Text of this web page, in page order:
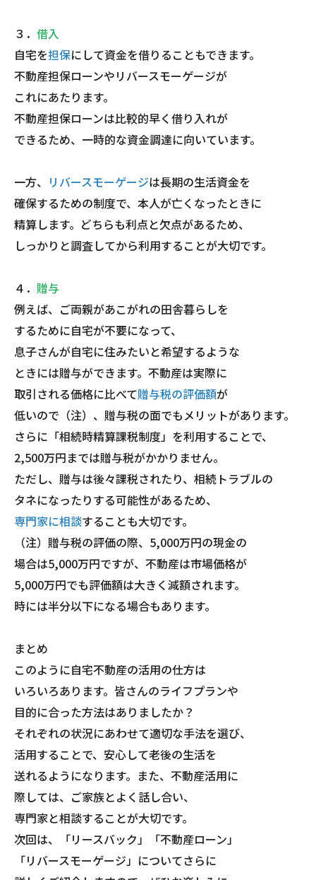
３． 借入
自宅を担保にして資金を借りることもできます。
不動産担保ローンやリバースモーゲージが
これにあたります。
不動産担保ローンは比較的早く借り入れが
できるため、一時的な資金調達に向いています。
一方、 リバースモーゲージは長期の生活資金を
確保するための制度で、本人が亡くなったときに
精算します。どちらも利点と欠点があるため、
しっかりと調査してから利用することが大切です。
４． 贈与
例えば、ご両親があこがれの田舎暮らしを
するために自宅が不要になって、
息子さんが自宅に住みたいと希望するような
ときには贈与ができます。不動産は実際に
取引される価格に比べて贈与税の評価額が
低いので（注）、贈与税の面でもメリットがあります。
さらに「相続時精算課税制度」を利用することで、
2,500万円までは贈与税がかかりません。
ただし、贈与は後々課税されたり、相続トラブルの
タネになったりする可能性があるため、
専門家に相談することも大切です。
（注）贈与税の評価の際、5,000万円の現金の
場合は5,000万円ですが、不動産は市場価格が
5,000万円でも評価額は大きく減額されます。
時には半分以下になる場合もあります。
まとめ
このように自宅不動産の活用の仕方は
いろいろあります。皆さんのライフプランや
目的に合った方法はありましたか？
それぞれの状況にあわせて適切な手法を選び、
活用することで、安心して老後の生活を
送れるようになります。また、不動産活用に
際しては、ご家族とよく話し合い、
専門家と相談することが大切です。
次回は、「リースバック」「不動産ローン」
「リバースモーゲージ」についてさらに